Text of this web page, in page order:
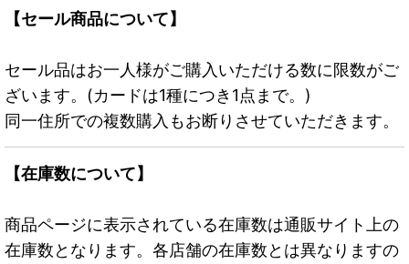
【セール商品について】
セール品はお一人様がご購入いただける数に限数がご
ざいます。(カードは1種につき1点まで。)
同一住所での複数購入もお断りさせていただきます。
【在庫数について】
商品ページに表示されている在庫数は通販サイト上の
在庫数となります。各店舗の在庫数とは異なりますの